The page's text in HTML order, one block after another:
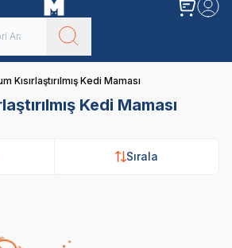
Kısırlaştırılmış Kedi Maması
Kedi Maması
Sırala